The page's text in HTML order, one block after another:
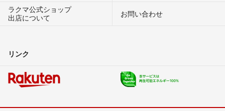
ラクマ公式ショップ
出店について
お問い合わせ
リンク